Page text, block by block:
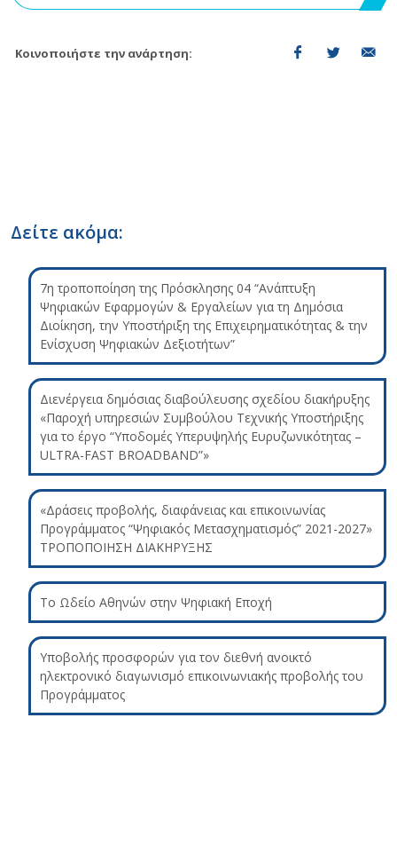
Κοινοποιήστε την ανάρτηση:
Δείτε ακόμα:
7η τροποποίηση της Πρόσκλησης 04 “Ανάπτυξη
Ψηφιακών Εφαρμογών & Εργαλείων για τη Δημόσια
Διοίκηση, την Υποστήριξη της Επιχειρηματικότητας & την
Ενίσχυση Ψηφιακών Δεξιοτήτων”
Διενέργεια δημόσιας διαβούλευσης σχεδίου διακήρυξης
«Παροχή υπηρεσιών Συμβούλου Τεχνικής Υποστήριξης
για το έργο “Υποδομές Υπερυψηλής Ευρυζωνικότητας –
ULTRA-FAST BROADBAND”»
«Δράσεις προβολής, διαφάνειας και επικοινωνίας
Προγράμματος “Ψηφιακός Μετασχηματισμός” 2021-2027»
ΤΡΟΠΟΠΟΙΗΣΗ ΔΙΑΚΗΡΥΞΗΣ
Το Ωδείο Αθηνών στην Ψηφιακή Εποχή
Υποβολής προσφορών για τον διεθνή ανοικτό
ηλεκτρονικό διαγωνισμό επικοινωνιακής προβολής του
Προγράμματος